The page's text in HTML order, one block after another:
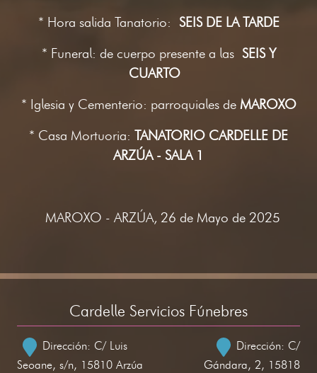
* Hora salida Tanatorio: SEIS DE LA TARDE
* Funeral: de cuerpo presente a lasSEIS Y
CUARTO
* Iglesia y Cementerio: parroquiales de MAROXO
* Casa Mortuoria: TANATORIO CARDELLE DE
ARZÚA - SALA 1
MAROXO - ARZÚA, 26 de Mayo de 2025
Cardelle Servicios Fúnebres
Dirección: C/ Luis
Seoane, s/n, 15810 Arzúa
Dirección: C/
Gándara, 2, 15818